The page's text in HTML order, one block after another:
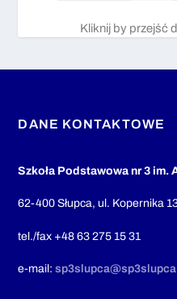
Kliknij by przejść
DANE KONTAKTOWE
Szkoła Podstawowa nr 3 im.
62-400 Słupca, ul. Kopernika
tel./fax +48 63 275 15 31
e-mail: